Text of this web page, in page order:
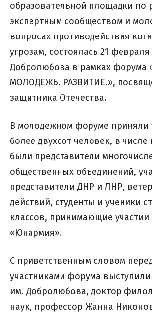
образовательной площадки по
экспертным сообществом и
вопросах противодействия
угрозам, состоялась 21
Добролюбова в рамках форума
МОЛОДЕЖЬ. РАЗВИТИЕ.»,
защитника Отечества.
В молодежном форуме приняли
более двухсот человек, в числе
были представители
общественных объединений,
представители ДНР и ЛНР,
действий, студенты и ученики
классов, принимающие
«Юнармия».
С приветственным словом
участниками форума
им. Добролюбова, доктор
наук, профессор Жанна